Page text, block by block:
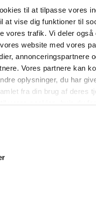
til at tilpasse vores
at vise dig funktioner til
vores trafik. Vi deler også
website med vores
annonceringspartnere
Vores partnere kan
oplysninger, du har
fra din brug af deres
vores cookies, hvis du
ISSUE3
ISSUE 1